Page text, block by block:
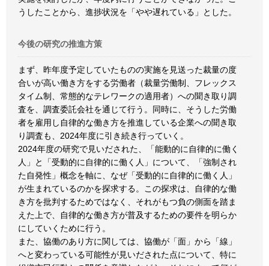
うしたことから、進捗状況を「やや遅れている」とした。
今後の研究の推進方策
まず、昨年度予定していたものの実施を見送った裁量の度
合いが高い働き方をする労働者（裁量労働制、フレックス
タイム制、常態的なテレワークの適用者）への聞き取り調
査を、調査委託会社を通じて行う。同時に、そうした労働
者を雇用し自律的な働き方を推進している企業への聞き取
り調査も、2024年度に引き続き行っていく。
2024年度の研究で見いだされた、「能動的に自律的に働く
人」と「受動的に自律的に働く人」について、「強制され
た自発性」概念を軸に、なぜ「受動的に自律的に働く人」
が生まれているのかを探求する。この探求は、自律的な働
き方を批判するためではなく、それがもつ負の側面を踏ま
えた上で、自律的な働き方が普及するための要件を明らか
にしていくために行う。
また、協働のあり方に関しては、協働が「面」から「線」
へと変わっている可能性が見いだされた点について、特に